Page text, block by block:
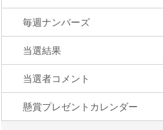
毎週ナンバーズ
当選結果
当選者コメント
懸賞プレゼントカレンダー